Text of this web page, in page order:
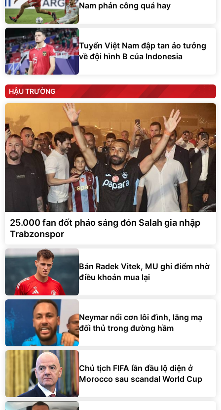
Nam phản công quá hay
Tuyển Việt Nam đập tan ảo tưởng
về đội hình B của Indonesia
HẬU TRƯỜNG
25.000 fan đốt pháo sáng đón Salah gia nhập
Trabzonspor
Bán Radek Vitek, MU ghi điểm nhờ
điều khoản mua lại
Neymar nổi cơn lôi đình, lăng mạ
đối thủ trong đường hầm
Chủ tịch FIFA lần đầu lộ diện ở
Morocco sau scandal World Cup